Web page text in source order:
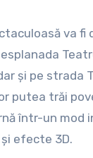
va fi
și pe strada
putea trăi
într-un mod
efecte 3D.